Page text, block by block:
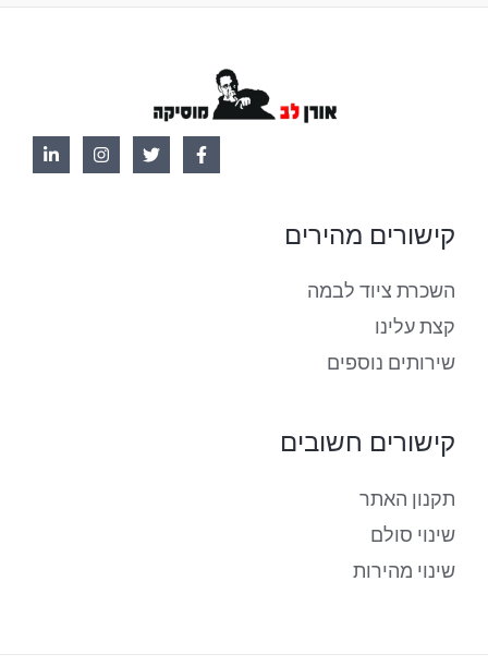
קישורים מהירים
השכרת ציוד לבמה
קצת עלינו
שירותים נוספים
קישורים חשובים
תקנון האתר
שינוי סולם
שינוי מהירות